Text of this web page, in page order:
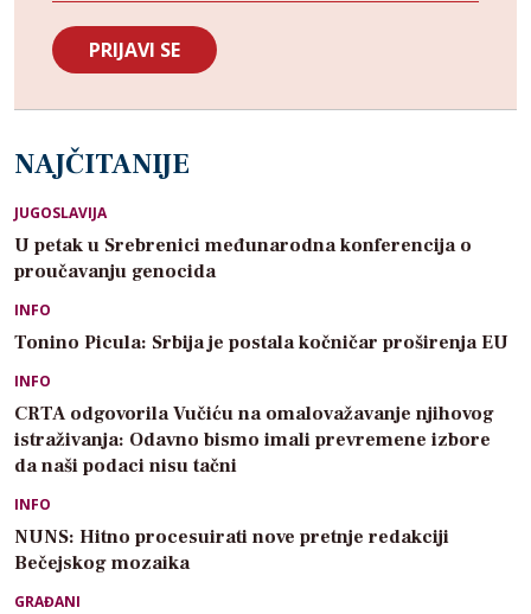
NAJČITANIJE
JUGOSLAVIJA
U petak u Srebrenici međunarodna konferencija o
proučavanju genocida
INFO
Tonino Picula: Srbija je postala kočničar proširenja EU
INFO
CRTA odgovorila Vučiću na omalovažavanje njihovog
istraživanja: Odavno bismo imali prevremene izbore
da naši podaci nisu tačni
INFO
NUNS: Hitno procesuirati nove pretnje redakciji
Bečejskog mozaika
GRAĐANI